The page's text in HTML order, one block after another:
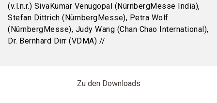
(v.l.n.r.) SivaKumar Venugopal (NürnbergMesse India),
Stefan Dittrich (NürnbergMesse), Petra Wolf
(NürnbergMesse), Judy Wang (Chan Chao International),
Dr. Bernhard Dirr (VDMA) //
Zu den Downloads